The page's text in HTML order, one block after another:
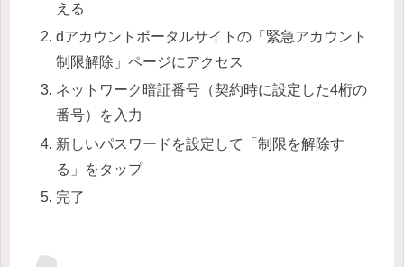
える
dアカウントポータルサイトの「緊急アカウント
制限解除」ページにアクセス
ネットワーク暗証番号（契約時に設定した4桁の
番号）を入力
新しいパスワードを設定して「制限を解除す
る」をタップ
完了